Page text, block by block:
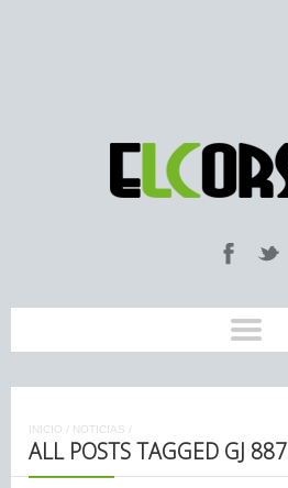
INICIO / NOTICIAS /
ALL POSTS TAGGED GJ 887